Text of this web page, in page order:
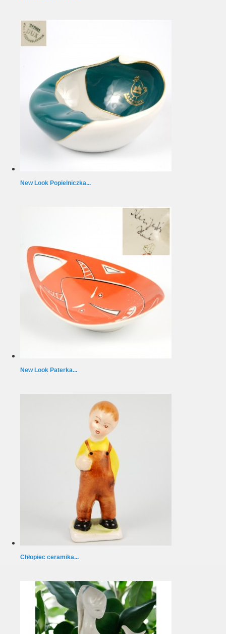
New Look Popielniczka...
New Look Paterka...
Chłopiec ceramika...